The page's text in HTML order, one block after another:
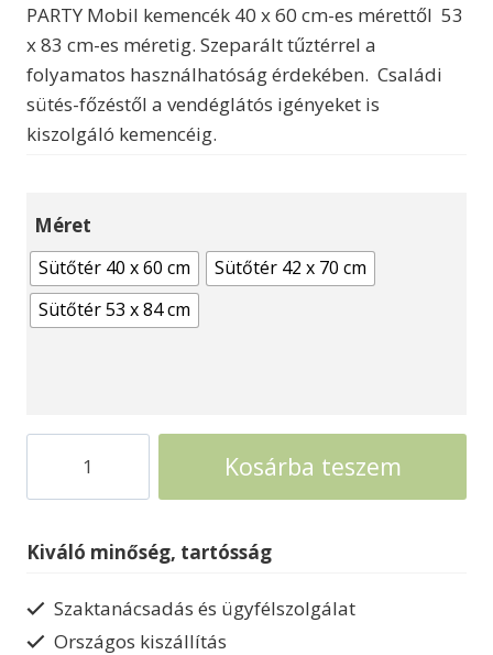
PARTY Mobil kemencék 40 x 60 cm-es mérettől 53
x 83 cm-es méretig. Szeparált tűztérrel a
folyamatos használhatóság érdekében. Családi
sütés-főzéstől a vendéglátós igényeket is
kiszolgáló kemencéig.
Méret
Sütőtér 40 x 60 cm
Sütőtér 42 x 70 cm
Sütőtér 53 x 84 cm
kemence
mobil
gyártás
mennyiség
Kosárba teszem
Kiváló minőség, tartósság
Szaktanácsadás és ügyfélszolgálat
Országos kiszállítás